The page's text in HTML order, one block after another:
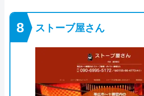
ストーブ屋さん